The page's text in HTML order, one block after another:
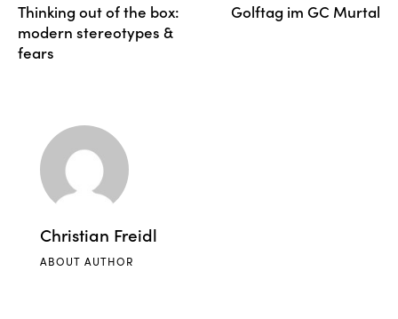
Thinking out of the box:
modern stereotypes &
fears
Golftag im GC Murtal
Christian Freidl
ABOUT AUTHOR